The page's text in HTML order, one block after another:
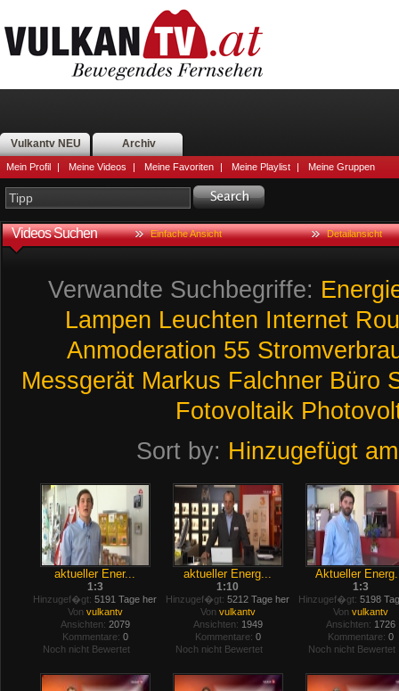
Vulkantv NEU Archiv
Mein Profil | Meine Videos | Meine Favoriten | Meine Playlist | Meine Gruppen
Videos Suchen Einfache Ansicht Detailansicht
Verwandte Suchbegriffe:
Lampen Leuchten Internet
Anmoderation 55
Messgerät Markus Falchner Büro
Fotovoltaik
Sort by: Hinzugefügt am
aktueller Ener...
1:3
Hinzugef�gt: 5191 Tage her
Von vulkantv
Ansichten: 2079
Kommentare: 0
Noch nicht Bewertet
aktueller Energ...
1:10
Hinzugef�gt: 5212 Tage her
Von vulkantv
Ansichten: 1949
Kommentare: 0
Noch nicht Bewertet
Aktueller
1:3
Hinzugef�gt: 5198
Von vulkantv
Ansichten: 1726
Kommentare: 0
Noch nicht Bewertet